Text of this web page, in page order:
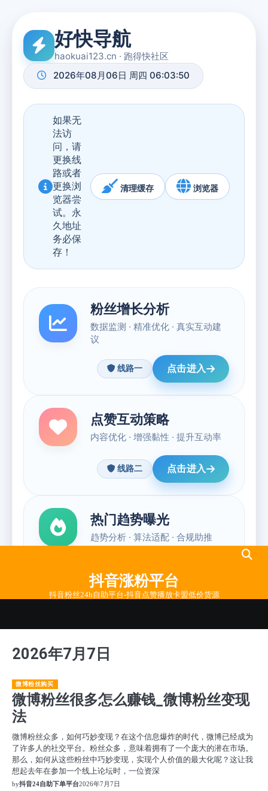
抖音涨粉平台
抖音粉丝24h自助平台-抖音点赞播放卡盟低价货源
2026年7月7日
微博粉丝购买
微博粉丝很多怎么赚钱_微博粉丝变现
法
微博粉丝众多，如何巧妙变现？在这个信息爆炸的时代，微博已经成为
了许多人的社交平台。粉丝众多，意味着拥有了一个庞大的潜在市场。
那么，如何从这些粉丝中巧妙变现，实现个人价值的最大化呢？这让我
想起去年在参加一个线上论坛时，一位资深
by抖音24自助下单平台2026年7月7日